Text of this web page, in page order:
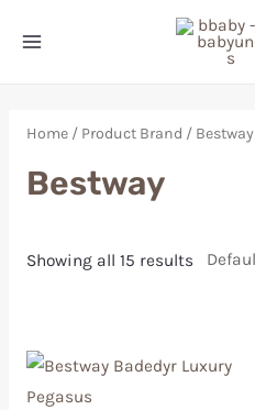
Home/ Product Brand / Bestway
Bestway
Showing all 15 results